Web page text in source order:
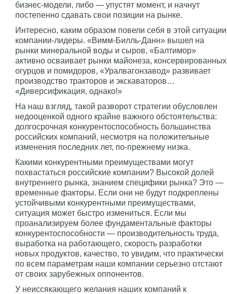
бизнес-модели, либо — упустят момент, и начнут
постепенно сдавать свои позиции на рынке.
Интересно, каким образом повели себя в этой ситуации
компании-лидеры. «Вимм-Билль-Данн» вышел на
рынки минеральной воды и сыров, «Балтимор»
активно осваивает рынки майонеза, консервированных
огурцов и помидоров, «Уралвагонзавод» развивает
производство тракторов и экскаваторов…
«Диверсификация, однако!»
На наш взгляд, такой разворот стратегии обусловлен
недооценкой одного крайне важного обстоятельства:
долгосрочная конкурентоспособность большинства
российских компаний, несмотря на положительные
изменения последних лет, по-прежнему низка.
Какими конкурентными преимуществами могут
похвастаться российские компании? Высокой долей
внутреннего рынка, знанием специфики рынка? Это —
временные факторы. Если они не будут подкреплены
устойчивыми конкурентными преимуществами,
ситуация может быстро измениться. Если мы
проанализируем более фундаментальные факторы
конкурентоспособности — производительность труда,
выработка на работающего, скорость разработки
новых продуктов, качество, то увидим, что практически
по всем параметрам наши компании серьезно отстают
от своих зарубежных оппонентов.
У неиссякающего желания наших компаний к